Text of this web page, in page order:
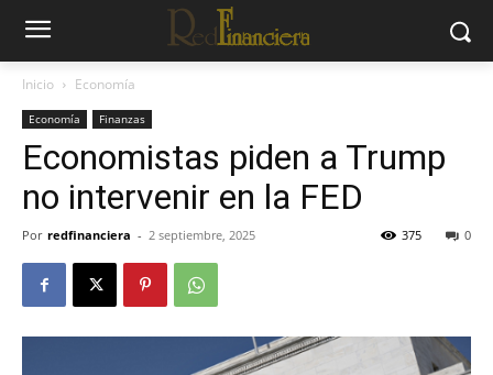
Inicio Economía
Economía Finanzas
Economistas piden a Trump
no intervenir en la FED
Por redfinanciera - 2 septiembre, 2025 0
375